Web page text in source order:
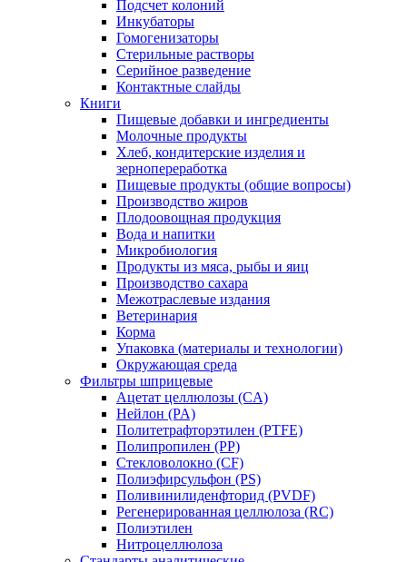
Подсчет колоний
Инкубаторы
Гомогенизаторы
Стерильные растворы
Серийное разведение
Контактные слайды
Книги
Пищевые добавки и ингредиенты
Молочные продукты
Хлеб, кондитерские изделия и
зернопереработка
Пищевые продукты (общие вопросы)
Производство жиров
Плодоовощная продукция
Вода и напитки
Микробиология
Продукты из мяса, рыбы и яиц
Производство сахара
Межотраслевые издания
Ветеринария
Корма
Упаковка (материалы и технологии)
Окружающая среда
Фильтры шприцевые
Ацетат целлюлозы (CA)
Нейлон (PA)
Политетрафторэтилен (PTFE)
Полипропилен (PP)
Стекловолокно (CF)
Полиэфирсульфон (PS)
Поливинилиденфторид (PVDF)
Регенерированная целлюлоза (RC)
Полиэтилен
Нитроцеллюлоза